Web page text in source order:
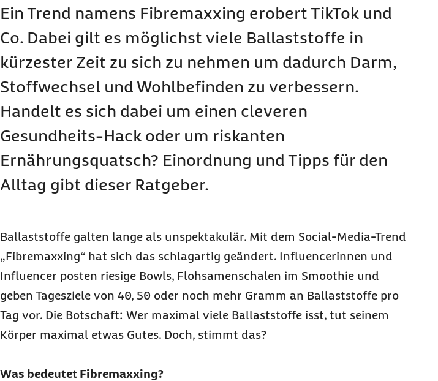
Ein Trend namens Fibremaxxing erobert TikTok und
Co. Dabei gilt es möglichst viele Ballaststoffe in
kürzester Zeit zu sich zu nehmen um dadurch Darm,
Stoffwechsel und Wohlbefinden zu verbessern.
Handelt es sich dabei um einen cleveren
Gesundheits-Hack oder um riskanten
Ernährungsquatsch? Einordnung und Tipps für den
Alltag gibt dieser Ratgeber.
Ballaststoffe galten lange als unspektakulär. Mit dem Social-Media-Trend
„Fibremaxxing“ hat sich das schlagartig geändert. Influencerinnen und
Influencer posten riesige Bowls, Flohsamenschalen im Smoothie und
geben Tagesziele von 40, 50 oder noch mehr Gramm an Ballaststoffe pro
Tag vor. Die Botschaft: Wer maximal viele Ballaststoffe isst, tut seinem
Körper maximal etwas Gutes. Doch, stimmt das?
Was bedeutet Fibremaxxing?